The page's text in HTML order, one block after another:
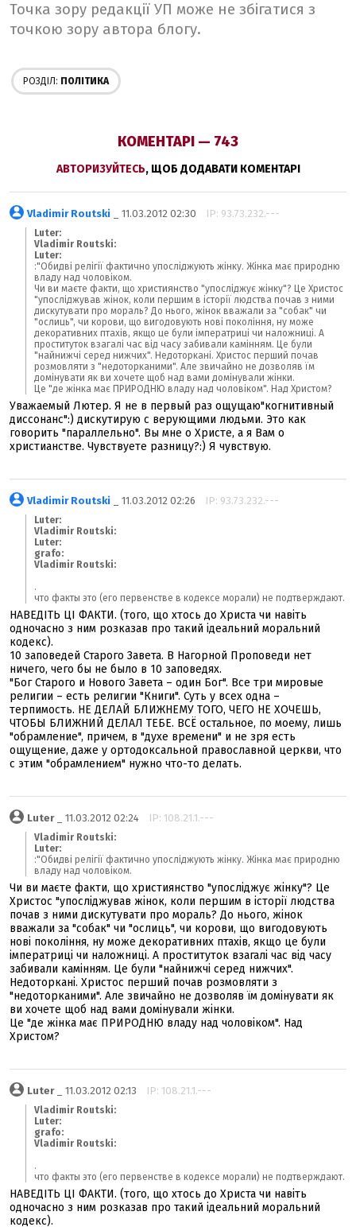
Точка зору редакції УП може не збігатися з
точкою зору автора блогу.
РОЗДІЛ: ПОЛІТИКА
КОМЕНТАРІ — 743
АВТОРИЗУЙТЕСЬ, ЩОБ ДОДАВАТИ КОМЕНТАРІ
Vladimir Routski _ 11.03.2012 02:30 IP: 93.73.232.---
Luter:
Vladimir Routski:
Luter:
:"Обидві релігії фактично упосліджують жінку. Жінка має природню
владу над чоловіком.
Чи ви маєте факти, що християнство "упосліджує жінку"? Це Христос
"упосліджував жінок, коли першим в історії людства почав з ними
дискутувати про мораль? До нього, жінок вважали за "собак" чи
"ослиць", чи корови, що вигодовують нові покоління, ну може
декоративних птахів, якщо це були імператриці чи наложниці. А
проституток взагалі час від часу забивали камінням. Це були
"найнижчі серед нижчих". Недоторкані. Христос перший почав
розмовляти з "недоторканими". Але звичайно не дозволяв їм
домінувати як ви хочете щоб над вами домінували жінки.
Це "де жінка має ПРИРОДНЮ владу над чоловіком". Над Христом?
Уважаемый Лютер. Я не в первый раз ощущаю"когнитивный
диссонанс":) дискутирую с верующими людьми. Это как
говорить "параллельно". Вы мне о Христе, а я Вам о
христианстве. Чувствуете разницу?:) Я чувствую.
Vladimir Routski _ 11.03.2012 02:26 IP: 93.73.232.---
Luter:
Vladimir Routski:
Luter:
grafo:
Vladimir Routski:
.
что факты это (его первенстве в кодексе морали) не подтверждают.
НАВЕДІТЬ ЦІ ФАКТИ. (того, що хтось до Христа чи навіть
одночасно з ним розказав про такий ідеальний моральний
кодекс).
10 заповедей Старого Завета. В Нагорной Проповеди нет
ничего, чего бы не было в 10 заповедях.
"Бог Старого и Нового Завета – один Бог". Все три мировые
религии – есть религии "Книги". Суть у всех одна –
терпимость. НЕ ДЕЛАЙ БЛИЖНЕМУ ТОГО, ЧЕГО НЕ ХОЧЕШЬ,
ЧТОБЫ БЛИЖНИЙ ДЕЛАЛ ТЕБЕ. ВСЁ остальное, по моему, лишь
"обрамление", причем, в "духе времени" и не зря есть
ощущение, даже у ортодоксальной православной церкви, что
с этим "обрамлением" нужно что-то делать.
Luter _ 11.03.2012 02:24 IP: 108.21.1.---
Vladimir Routski:
Luter:
:"Обидві релігії фактично упосліджують жінку. Жінка має природню
владу над чоловіком.
Чи ви маєте факти, що християнство "упосліджує жінку"? Це
Христос "упосліджував жінок, коли першим в історії людства
почав з ними дискутувати про мораль? До нього, жінок
вважали за "собак" чи "ослиць", чи корови, що вигодовують
нові покоління, ну може декоративних птахів, якщо це були
імператриці чи наложниці. А проституток взагалі час від часу
забивали камінням. Це були "найнижчі серед нижчих".
Недоторкані. Христос перший почав розмовляти з
"недоторканими". Але звичайно не дозволяв їм домінувати як
ви хочете щоб над вами домінували жінки.
Це "де жінка має ПРИРОДНЮ владу над чоловіком". Над
Христом?
Luter _ 11.03.2012 02:13 IP: 108.21.1.---
Vladimir Routski:
Luter:
grafo:
Vladimir Routski:
.
что факты это (его первенстве в кодексе морали) не подтверждают.
НАВЕДІТЬ ЦІ ФАКТИ. (того, що хтось до Христа чи навіть
одночасно з ним розказав про такий ідеальний моральний
кодекс).